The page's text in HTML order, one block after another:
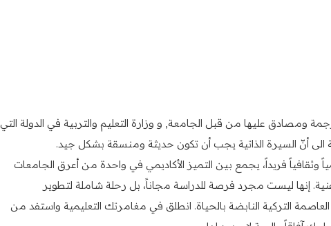
ومصادق عليها من قبل الجامعة, و وزارة التعليم والتربية في الدولة التي
الى أنّ السيرة الذاتية يجب أن تكون حديثة ومنسقة بشكل جيد.
فريداً، يجمع بين التميز الأكاديمي في واحدة من أعرق الجامعات
غنية. إنها ليست مجرد فرصة للدراسة مجاناً، بل رحلة شاملة لتطوير
التركية النابضة بالحياة. انطلق في مغامرتك التعليمية واستفد من